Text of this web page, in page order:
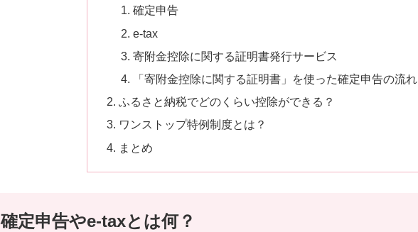
確定申告
e-tax
寄附金控除に関する証明書発行サービス
「寄附金控除に関する証明書」を使った確定申告の流れ
ふるさと納税でどのくらい控除ができる？
ワンストップ特例制度とは？
まとめ
確定申告やe-taxとは何？